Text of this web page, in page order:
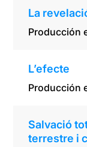
La
Producción
L’efecte
Producción
Salvació
terrestre i